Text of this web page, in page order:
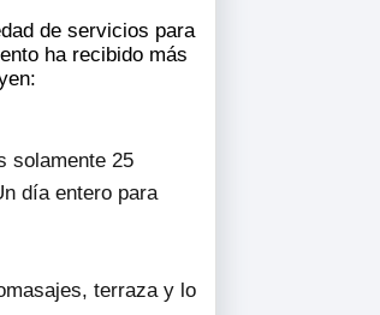
de servicios para
ha recibido más
solamente 25
día entero para
terraza y lo